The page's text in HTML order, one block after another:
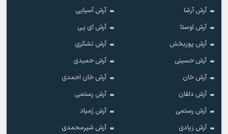
آرش آرشا
آرش آسیایی
آرش اوستا
آرش ای پی
آرش پوربخش
آرش تشکری
آرش حسینی
آرش حمیدی
آرش خان
آرش خان احمدی
آرش دلفان
آرش رستمى
آرش رستمی
آرش زَمیاد
آرش زیادی
آرش شیرمحمدی